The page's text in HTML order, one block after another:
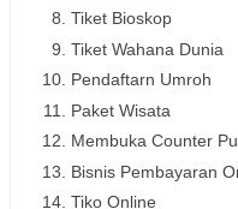
Tiket Bioskop
Tiket Wahana Dunia
Pendaftarn Umroh
Paket Wisata
Membuka Counter
Bisnis Pembayaran
Tiko Online